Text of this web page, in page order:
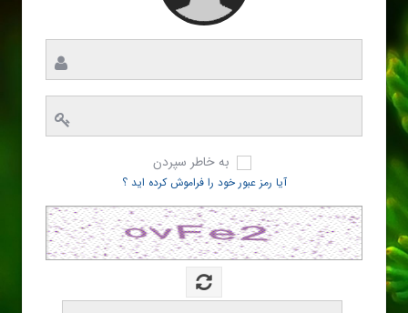
به خاطر سپردن
آیا رمز عبور خود را فراموش کرده اید ؟